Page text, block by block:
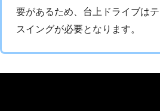
要があるため、台上ドライブは
スイングが必要となります。